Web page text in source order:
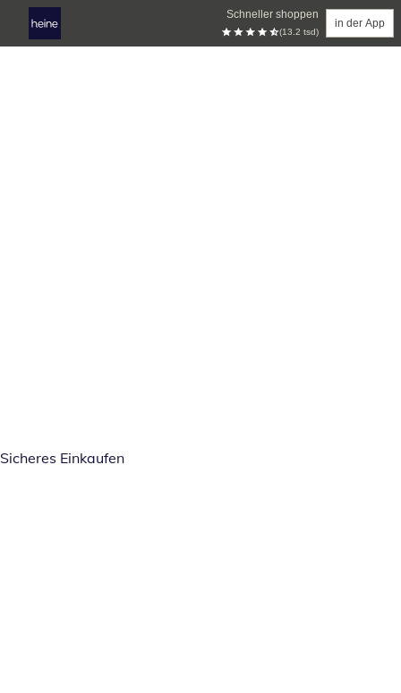
Schneller shoppen
(13.2 tsd)
in der App
Sicheres Einkaufen